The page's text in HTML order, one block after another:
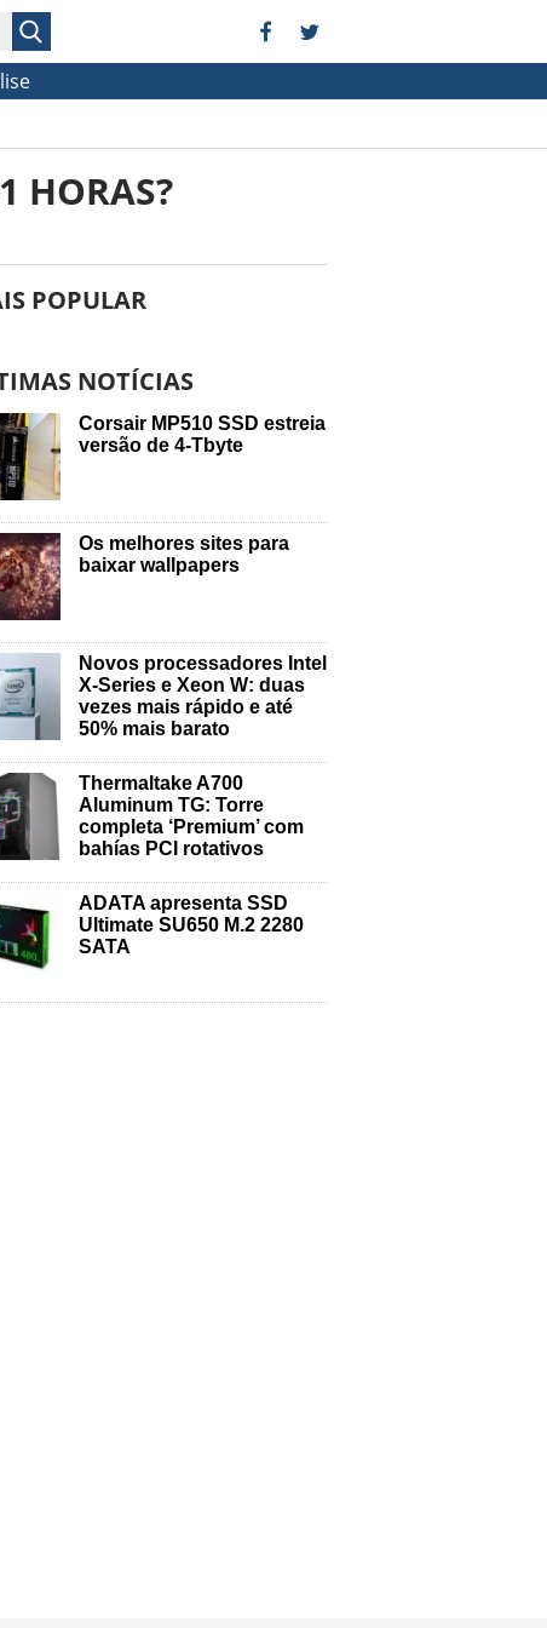
HORAS?
POPULAR
NOTÍCIAS
Corsair MP510 SSD estreia
versão de 4-Tbyte
Os melhores sites para
baixar wallpapers
Novos processadores Intel
X-Series e Xeon W: duas
vezes mais rápido e até
50% mais barato
Thermaltake A700
Aluminum TG: Torre
completa ‘Premium’ com
bahías PCI rotativos
ADATA apresenta SSD
Ultimate SU650 M.2 2280
SATA